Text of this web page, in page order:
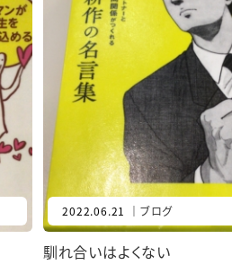
2022.06.21 ｜ ブログ
馴れ合いはよくない